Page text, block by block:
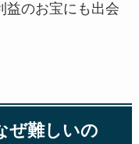
益のお宝にも出会
ぜ難しいの